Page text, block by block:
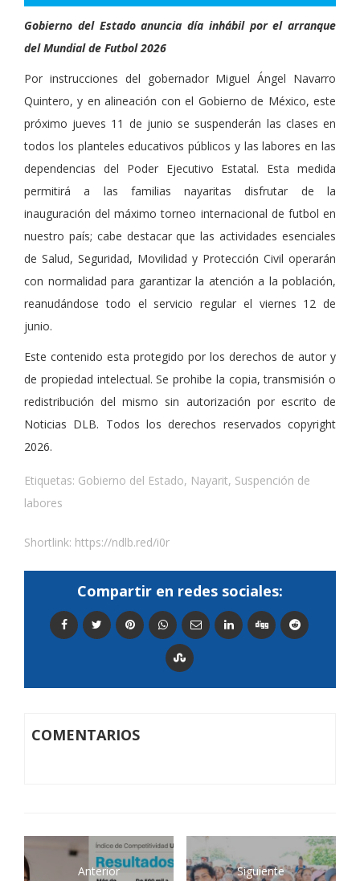
Gobierno del Estado anuncia día inhábil por el arranque
del Mundial de Futbol 2026
Por instrucciones del gobernador Miguel Ángel Navarro
Quintero, y en alineación con el Gobierno de México, este
próximo jueves 11 de junio se suspenderán las clases en
todos los planteles educativos públicos y las labores en las
dependencias del Poder Ejecutivo Estatal. Esta medida
permitirá a las familias nayaritas disfrutar de la
inauguración del máximo torneo internacional de futbol en
nuestro país; cabe destacar que las actividades esenciales
de Salud, Seguridad, Movilidad y Protección Civil operarán
con normalidad para garantizar la atención a la población,
reanudándose todo el servicio regular el viernes 12 de
junio.
Este contenido esta protegido por los derechos de autor y
de propiedad intelectual. Se prohibe la copia, transmisión o
redistribución del mismo sin autorización por escrito de
Noticias DLB. Todos los derechos reservados copyright
2026.
Etiquetas: Gobierno del Estado, Nayarit, Suspención de
labores
Shortlink: https://ndlb.red/i0r
Compartir en redes sociales:
COMENTARIOS
Anterior Siguiente